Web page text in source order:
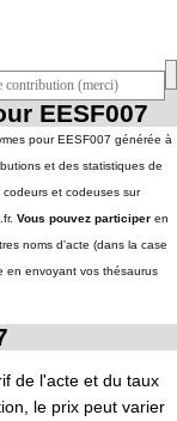
EESF007
pour EESF007 générée à
et des statistiques de
codeurs et codeuses sur
Vous pouvez participer en
noms d'acte (dans la case
en envoyant vos thésaurus
de l'acte et du taux
le prix peut varier